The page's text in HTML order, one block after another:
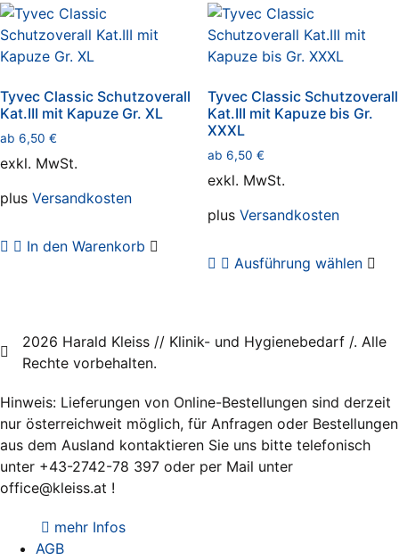
Optionen
können
auf
Produktseite
gewählt
werden
Tyvec Classic Schutzoverall
Kat.III mit Kapuze Gr. XL
ab 6,50 €
exkl. MwSt.
plus Versandkosten
In den Warenkorb
Tyvec Classic Schutzoverall
Kat.III mit Kapuze bis Gr.
XXXL
ab 6,50 €
exkl. MwSt.
plus Versandkosten
Ausführung wählen
2026 Harald Kleiss // Klinik- und Hygienebedarf /. Alle
Rechte vorbehalten.
Hinweis: Lieferungen von Online-Bestellungen sind derzeit
nur österreichweit möglich, für Anfragen oder Bestellungen
aus dem Ausland kontaktieren Sie uns bitte telefonisch
unter +43-2742-78 397 oder per Mail unter
office@kleiss.at !
mehr Infos
AGB